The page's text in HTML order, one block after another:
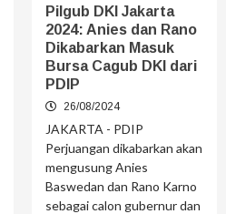
Pilgub DKI Jakarta
2024: Anies dan Rano
Dikabarkan Masuk
Bursa Cagub DKI dari
PDIP
26/08/2024
JAKARTA - PDIP
Perjuangan dikabarkan akan
mengusung Anies
Baswedan dan Rano Karno
sebagai calon gubernur dan